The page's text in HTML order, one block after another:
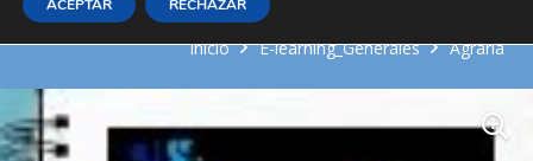
Inicio E-learning_Generales Agraria
ACEPTAR RECHAZAR